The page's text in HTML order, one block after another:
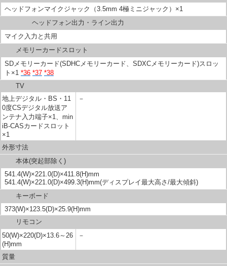
ヘッドフォンマイクジャック（3.5mm 4極ミニジャック）×1
ヘッドフォン出力・ライン出力
マイク入力と共用
メモリーカードスロット
SDメモリーカード(SDHCメモリーカード、SDXCメモリーカード)スロッ
ト×1 *36 *37 *38
TV
地上デジタル・BS・11
0度CSデジタル放送ア
ンテナ入力端子×1、min
iB-CASカードスロット
×1
－
外形寸法
本体(突起部除く)
541.4(W)×221.0(D)×411.8(H)mm
541.4(W)×221.0(D)×499.3(H)mm(ディスプレイ最大高さ/最大傾斜)
キーボード
373(W)×123.5(D)×25.9(H)mm
リモコン
50(W)×220(D)×13.6～26
(H)mm
－
質量